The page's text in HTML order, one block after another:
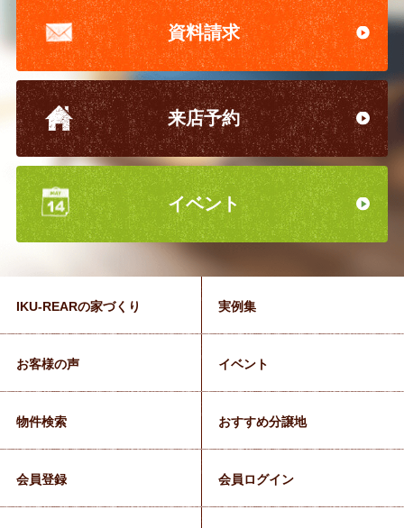
資料請求
来店予約
イベント
IKU-REARの家づくり 実例集
お客様の声 イベント
物件検索 おすすめ分譲地
会員登録 会員ログイン